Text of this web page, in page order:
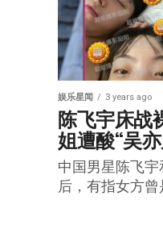
娱乐星闻 3 years ago
陈飞宇床战
姐遭酸“吴
中国男星陈飞
后，有指女方